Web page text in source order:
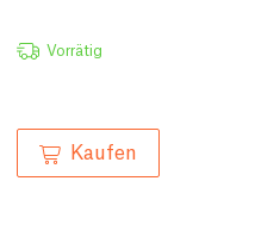
Vorrätig
Kaufen